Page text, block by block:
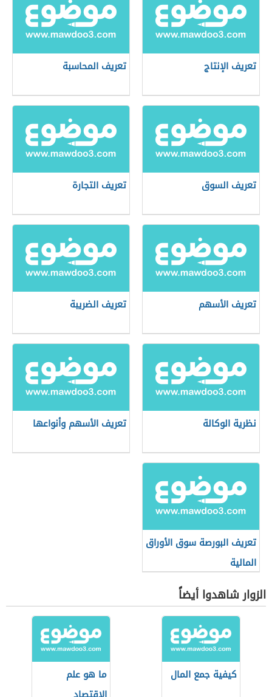
تعريف الإنتاج تعريف المحاسبة
تعريف السوق تعريف التجارة
تعريف الأسهم تعريف الضريبة
نظرية الوكالة تعريف الأسهم وأنواعها
تعريف البورصة سوق الأوراق
المالية
الزوار شاهدوا أيضاً
كيفية جمع المال
ما هو علم